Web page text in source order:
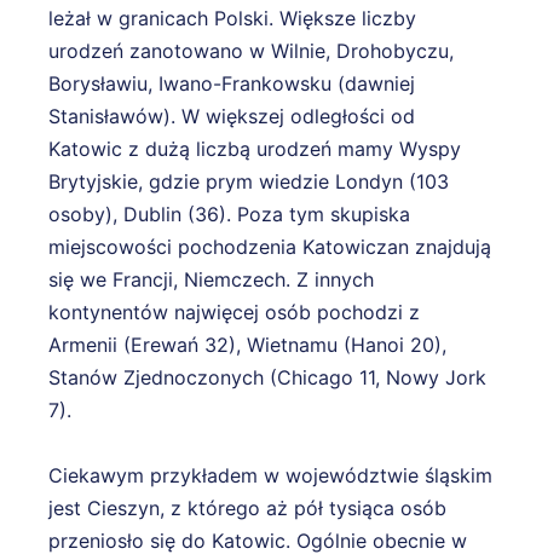
leżał w granicach Polski. Większe liczby
urodzeń zanotowano w Wilnie, Drohobyczu,
Borysławiu, Iwano-Frankowsku (dawniej
Stanisławów). W większej odległości od
Katowic z dużą liczbą urodzeń mamy Wyspy
Brytyjskie, gdzie prym wiedzie Londyn (103
osoby), Dublin (36). Poza tym skupiska
miejscowości pochodzenia Katowiczan znajdują
się we Francji, Niemczech. Z innych
kontynentów najwięcej osób pochodzi z
Armenii (Erewań 32), Wietnamu (Hanoi 20),
Stanów Zjednoczonych (Chicago 11, Nowy Jork
7).
Ciekawym przykładem w województwie śląskim
jest Cieszyn, z którego aż pół tysiąca osób
przeniosło się do Katowic. Ogólnie obecnie w